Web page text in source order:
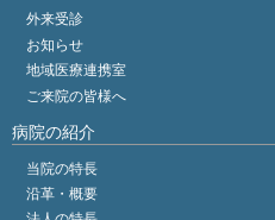
外来受診
お知らせ
地域医療連携室
ご来院の皆様へ
病院の紹介
当院の特長
沿革・概要